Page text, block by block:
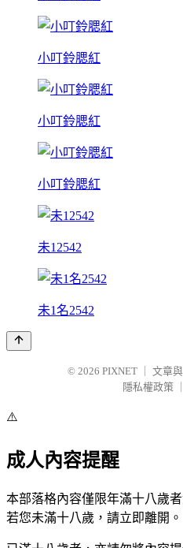
小叮鈴腮紅
小叮鈴腮紅
小叮鈴腮紅
未12542
未1名2542
© 2026 PIXNET
文章
隱私權政策
⚠️
成人內容提醒
本部落格內容僅限年滿十八歲者
若您未滿十八歲，請立即離開。